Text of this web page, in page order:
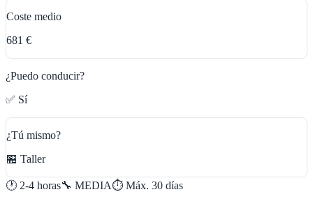
Coste medio
681 €
¿Puedo conducir?
✅ Sí
¿Tú mismo?
🏪 Taller
🕐 2-4 horas🔧 MEDIA⏱️ Máx. 30 días